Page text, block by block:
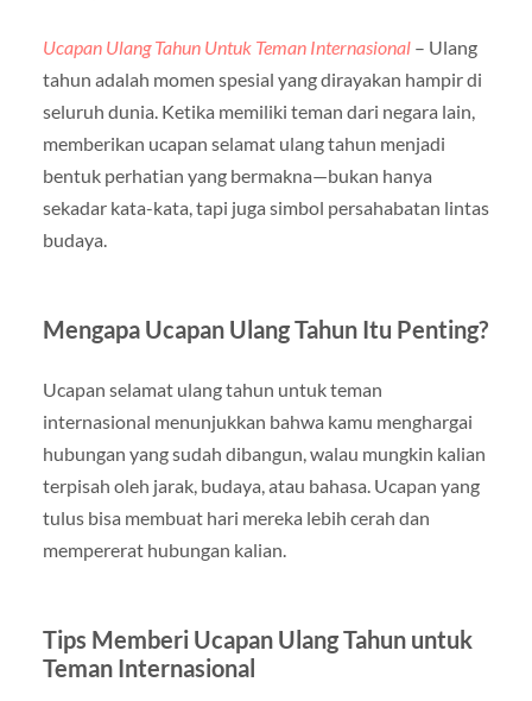
Ucapan Ulang Tahun Untuk Teman Internasional – Ulang
tahun adalah momen spesial yang dirayakan hampir di
seluruh dunia. Ketika memiliki teman dari negara lain,
memberikan ucapan selamat ulang tahun menjadi
bentuk perhatian yang bermakna—bukan hanya
sekadar kata-kata, tapi juga simbol persahabatan lintas
budaya.
Mengapa Ucapan Ulang Tahun Itu Penting?
Ucapan selamat ulang tahun untuk teman
internasional menunjukkan bahwa kamu menghargai
hubungan yang sudah dibangun, walau mungkin kalian
terpisah oleh jarak, budaya, atau bahasa. Ucapan yang
tulus bisa membuat hari mereka lebih cerah dan
mempererat hubungan kalian.
Tips Memberi Ucapan Ulang Tahun untuk
Teman Internasional